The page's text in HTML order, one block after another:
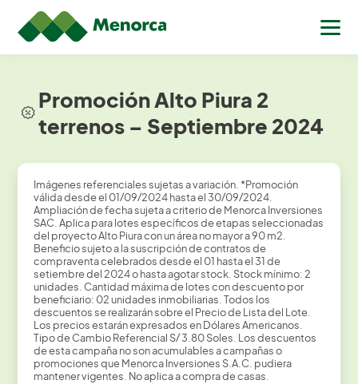
Promoción Alto Piura 2
terrenos – Septiembre 2024
Imágenes referenciales sujetas a variación. *Promoción
válida desde el 01/09/2024 hasta el 30/09/2024.
Ampliación de fecha sujeta a criterio de Menorca Inversiones
SAC. Aplica para lotes específicos de etapas seleccionadas
del proyecto Alto Piura con un área no mayor a 90 m2.
Beneficio sujeto a la suscripción de contratos de
compraventa celebrados desde el 01 hasta el 31 de
setiembre del 2024 o hasta agotar stock. Stock mínimo: 2
unidades. Cantidad máxima de lotes con descuento por
beneficiario: 02 unidades inmobiliarias. Todos los
descuentos se realizarán sobre el Precio de Lista del Lote.
Los precios estarán expresados en Dólares Americanos.
Tipo de Cambio Referencial S/ 3.80 Soles. Los descuentos
de esta campaña no son acumulables a campañas o
promociones que Menorca Inversiones S.A.C. pudiera
mantener vigentes. No aplica a compra de casas.